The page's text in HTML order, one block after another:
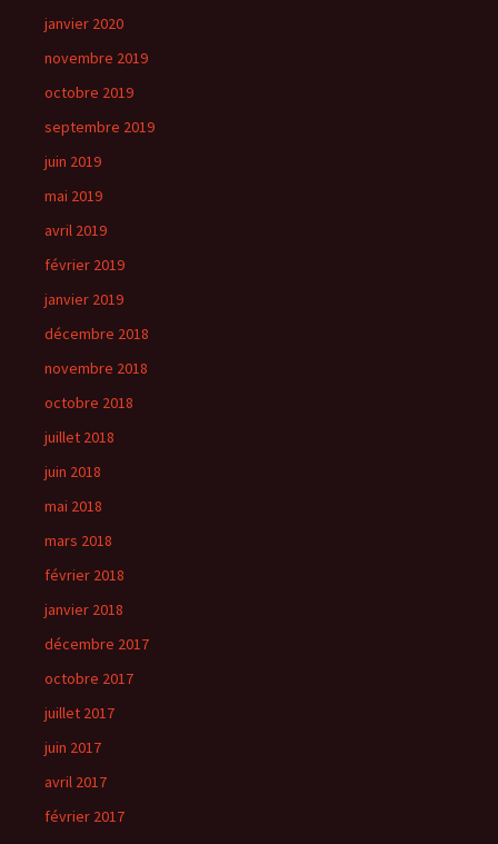
janvier 2020
novembre 2019
octobre 2019
septembre 2019
juin 2019
mai 2019
avril 2019
février 2019
janvier 2019
décembre 2018
novembre 2018
octobre 2018
juillet 2018
juin 2018
mai 2018
mars 2018
février 2018
janvier 2018
décembre 2017
octobre 2017
juillet 2017
juin 2017
avril 2017
février 2017